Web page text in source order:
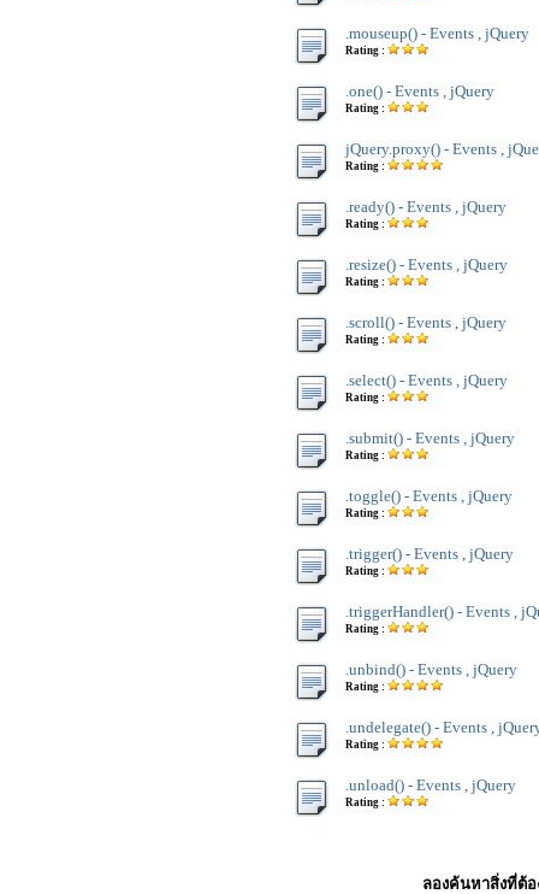
.mouseup() - Events , jQuery
Rating :
.one() - Events , jQuery
Rating :
jQuery.proxy() - Events ,
Rating :
.ready() - Events , jQuery
Rating :
.resize() - Events , jQuery
Rating :
.scroll() - Events , jQuery
Rating :
.select() - Events , jQuery
Rating :
.submit() - Events , jQuery
Rating :
.toggle() - Events , jQuery
Rating :
.trigger() - Events , jQuery
Rating :
.triggerHandler() - Events ,
Rating :
.unbind() - Events , jQuery
Rating :
.undelegate() - Events ,
Rating :
.unload() - Events , jQuery
Rating :
ลองค้นหาสิ่งที่ต้อ